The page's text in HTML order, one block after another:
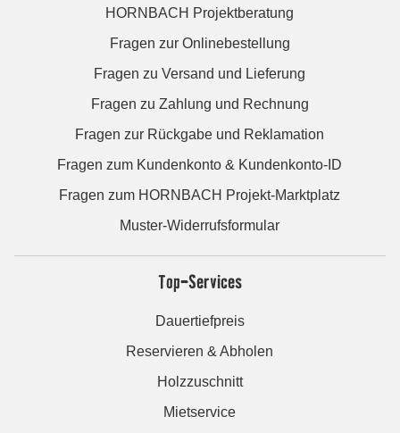
HORNBACH Projektberatung
Fragen zur Onlinebestellung
Fragen zu Versand und Lieferung
Fragen zu Zahlung und Rechnung
Fragen zur Rückgabe und Reklamation
Fragen zum Kundenkonto & Kundenkonto-ID
Fragen zum HORNBACH Projekt-Marktplatz
Muster-Widerrufsformular
Top-Services
Dauertiefpreis
Reservieren & Abholen
Holzzuschnitt
Mietservice